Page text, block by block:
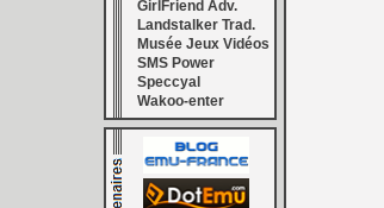
GirlFriend Adv.
Landstalker Trad.
Musée Jeux Vidéos
SMS Power
Speccyal
Wakoo-enter